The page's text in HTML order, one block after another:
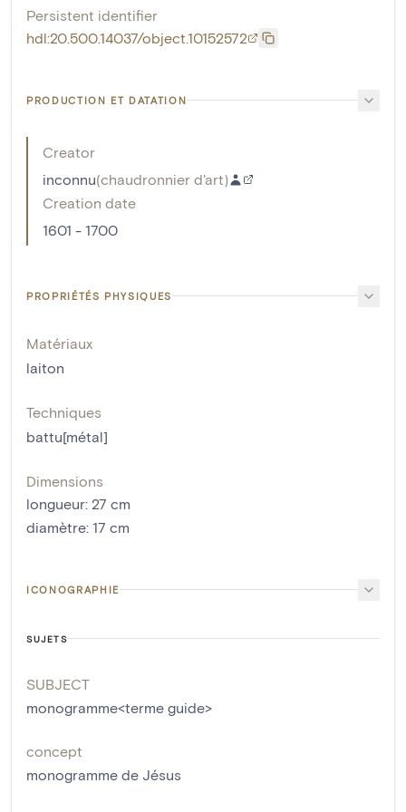
Persistent identifier
hdl:20.500.14037/object.10152572
PRODUCTION ET DATATION
Creator
inconnu(chaudronnier d'art)
Creation date
1601 - 1700
PROPRIÉTÉS PHYSIQUES
Matériaux
laiton
Techniques
battu[métal]
Dimensions
longueur: 27 cm
diamètre: 17 cm
ICONOGRAPHIE
SUJETS
SUBJECT
monogramme<terme guide>
concept
monogramme de Jésus